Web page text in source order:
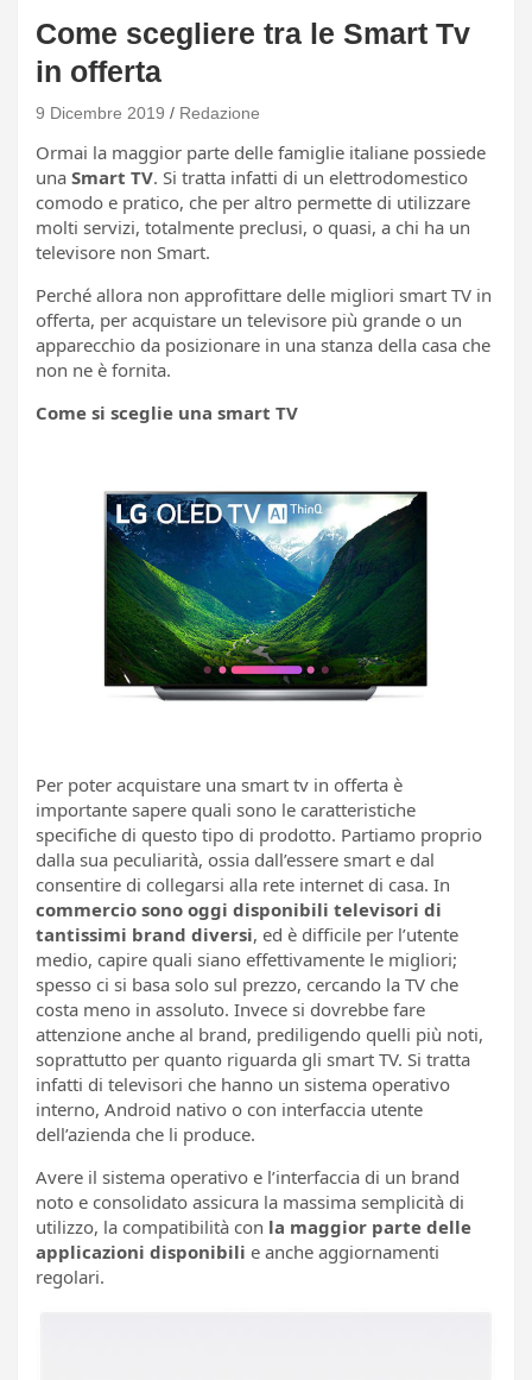
Come scegliere tra le Smart Tv
in offerta
9 Dicembre 2019 Redazione
Ormai la maggior parte delle famiglie italiane possiede
una Smart TV. Si tratta infatti di un elettrodomestico
comodo e pratico, che per altro permette di utilizzare
molti servizi, totalmente preclusi, o quasi, a chi ha un
televisore non Smart.
Perché allora non approfittare delle migliori smart TV in
offerta, per acquistare un televisore più grande o un
apparecchio da posizionare in una stanza della casa che
non ne è fornita.
Come si sceglie una smart TV
Per poter acquistare una smart tv in offerta è
importante sapere quali sono le caratteristiche
specifiche di questo tipo di prodotto. Partiamo proprio
dalla sua peculiarità, ossia dall’essere smart e dal
consentire di collegarsi alla rete internet di casa. In
commercio sono oggi disponibili televisori di
tantissimi brand diversi, ed è difficile per l’utente
medio, capire quali siano effettivamente le migliori;
spesso ci si basa solo sul prezzo, cercando la TV che
costa meno in assoluto. Invece si dovrebbe fare
attenzione anche al brand, prediligendo quelli più noti,
soprattutto per quanto riguarda gli smart TV. Si tratta
infatti di televisori che hanno un sistema operativo
interno, Android nativo o con interfaccia utente
dell’azienda che li produce.
Avere il sistema operativo e l’interfaccia di un brand
noto e consolidato assicura la massima semplicità di
utilizzo, la compatibilità con la maggior parte delle
applicazioni disponibili e anche aggiornamenti
regolari.